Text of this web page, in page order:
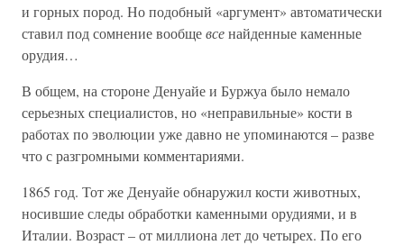
и горных пород. Но подобный «аргумент» автоматически
ставил под сомнение вообщевсенайденные каменные
орудия…
В общем, на стороне Денуайе и Буржуа было немало
серьезных специалистов, но «неправильные» кости в
работах по эволюции уже давно не упоминаются – разве
что с разгромными комментариями.
1865 год. Тот же Денуайе обнаружил кости животных,
носившие следы обработки каменными орудиями, и в
Италии. Возраст – от миллиона лет до четырех. По его